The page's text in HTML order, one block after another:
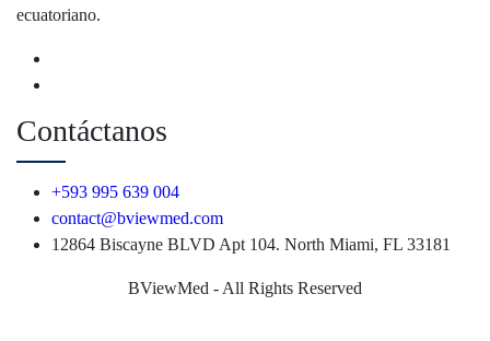
ecuatoriano.
Contáctanos
+593 995 639 004
contact@bviewmed.com
12864 Biscayne BLVD Apt 104. North Miami, FL 33181
BViewMed - All Rights Reserved